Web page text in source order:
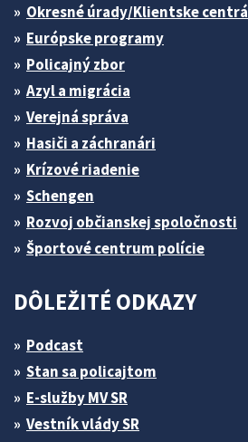
Okresné úrady/Klientske centrá
Európske programy
Policajný zbor
Azyl a migrácia
Verejná správa
Hasiči a záchranári
Krízové riadenie
Schengen
Rozvoj občianskej spoločnosti
Športové centrum polície
DÔLEŽITÉ ODKAZY
Podcast
Stan sa policajtom
E-služby MV SR
Vestník vlády SR